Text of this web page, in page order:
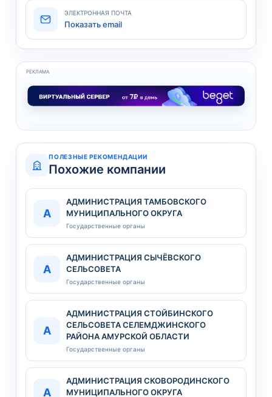
ЭЛЕКТРОННАЯ ПОЧТА
Показать email
РЕКЛАМА
ПОЛЕЗНЫЕ РЕКОМЕНДАЦИИ
Похожие компании
А
АДМИНИСТРАЦИЯ ТАМБОВСКОГО
МУНИЦИПАЛЬНОГО ОКРУГА
Государственные органы
А
АДМИНИСТРАЦИЯ СЫЧЁВСКОГО
СЕЛЬСОВЕТА
Государственные органы
А
АДМИНИСТРАЦИЯ СТОЙБИНСКОГО
СЕЛЬСОВЕТА СЕЛЕМДЖИНСКОГО
РАЙОНА АМУРСКОЙ ОБЛАСТИ
Государственные органы
А
АДМИНИСТРАЦИЯ СКОВОРОДИНСКОГО
МУНИЦИПАЛЬНОГО ОКРУГА